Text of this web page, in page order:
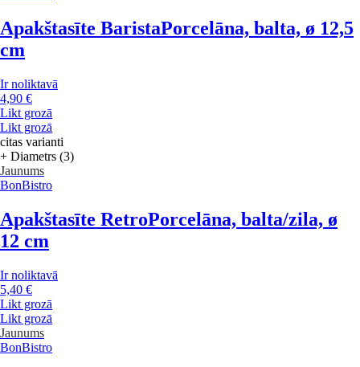
Apakštasīte BaristaPorcelāna, balta, ø 12,5
cm
Ir noliktavā
4,90 €
Likt grozā
Likt grozā
citas varianti
+ Diametrs (3)
Jaunums
BonBistro
Apakštasīte RetroPorcelāna, balta/zila, ø
12 cm
Ir noliktavā
5,40 €
Likt grozā
Likt grozā
Jaunums
BonBistro